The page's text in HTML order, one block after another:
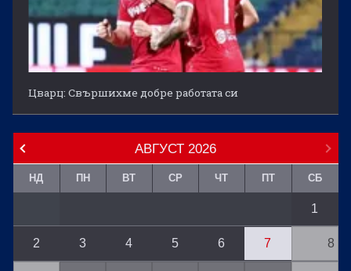
Цварц: Свършихме добре работата си
АВГУСТ 2026
НД ПН ВТ СР ЧТ ПТ СБ
1
2 3 4 5 6 7 8